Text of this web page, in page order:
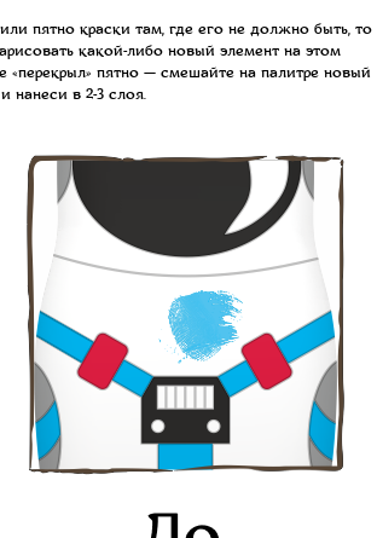
пятно краски там, где его не должно быть, то
какой-либо новый элемент на этом
«перекрыл» пятно — смешайте на палитре новый
нанеси в 2-3 слоя.